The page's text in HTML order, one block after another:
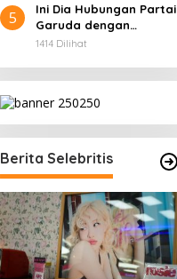
5
Ini Dia Hubungan Partai
Garuda dengan
Gerindra
1414 Dilihat
Berita Selebritis